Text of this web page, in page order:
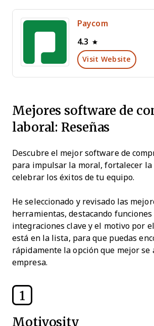
Paycom
4.3
Visit Website
Mejores software de
laboral: Reseñas
Descubre el mejor software de
para impulsar la moral, fortalecer la
celebrar los éxitos de tu equipo.
He seleccionado y revisado las
herramientas, destacando funciones
integraciones clave y el motivo por
está en la lista, para que puedas
rápidamente la opción que mejor se
empresa.
1
Motivosity